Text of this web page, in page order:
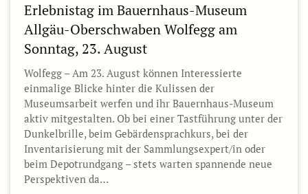
Erlebnistag im Bauernhaus-Museum
Allgäu-Oberschwaben Wolfegg am
Sonntag, 23. August
Wolfegg – Am 23. August können Interessierte
einmalige Blicke hinter die Kulissen der
Museumsarbeit werfen und ihr Bauernhaus-Museum
aktiv mitgestalten. Ob bei einer Tastführung unter der
Dunkelbrille, beim Gebärdensprachkurs, bei der
Inventarisierung mit der Sammlungsexpert/in oder
beim Depotrundgang – stets warten spannende neue
Perspektiven da…